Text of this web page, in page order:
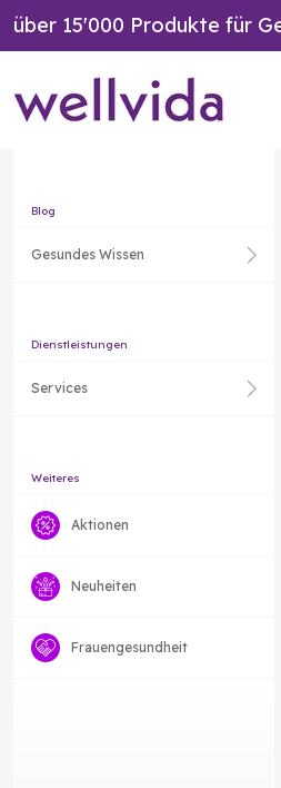
über 15'000 Produkte für
Blog
Gesundes Wissen
Dienstleistungen
Services
Weiteres
Aktionen
Neuheiten
Frauengesundheit